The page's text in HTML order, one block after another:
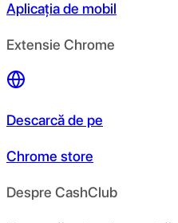
Aplicația de mobil
Extensie Chrome
Descarcă de pe
Chrome store
Despre CashClub